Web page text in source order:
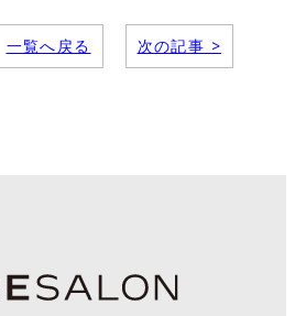
一覧へ戻る 次の記事 >